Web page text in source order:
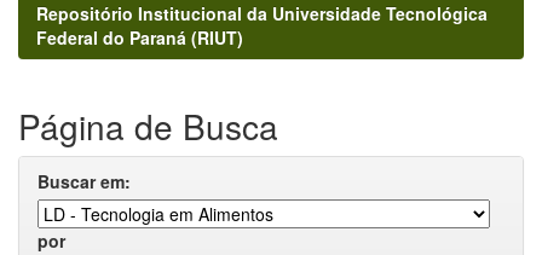
Repositório Institucional da Universidade Tecnológica
Federal do Paraná (RIUT)
Página de Busca
Buscar em:
por